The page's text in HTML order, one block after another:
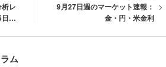
レ
）
9月27日週のマーケット速報：
金・円・米金利
ム